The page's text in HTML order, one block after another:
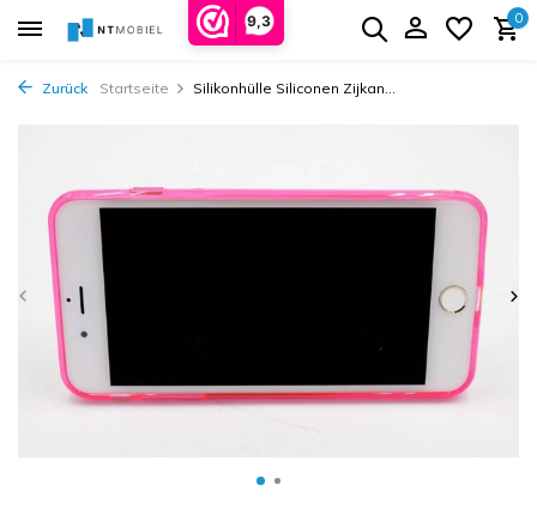
9,3 0
Zurück Startseite Silikonhülle Siliconen Zijkan...